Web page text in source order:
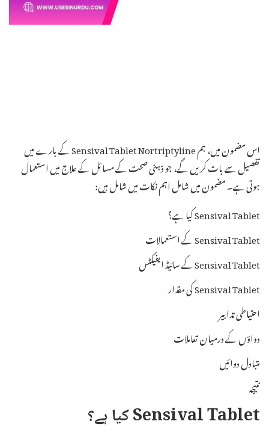
اس مضمون میں، ہم Sensival Tablet Nortriptyline کے بارے میں
تفصیل سے بات کریں گے، جو ذہنی صحت کے مسائل کے علاج میں استعمال
ہوتی ہے۔ مضمون میں شامل اہم نکات میں شامل ہیں:
Sensival Tablet کیا ہے؟
Sensival Tablet کے استعمالات
Sensival Tablet کے سائیڈ ایفیکٹس
Sensival Tablet کی مقدار
احتیاطی تدابیر
دواؤں کے درمیان تعاملات
متبادل دوائیں
نتیجہ
Sensival Tablet کیا ہے؟